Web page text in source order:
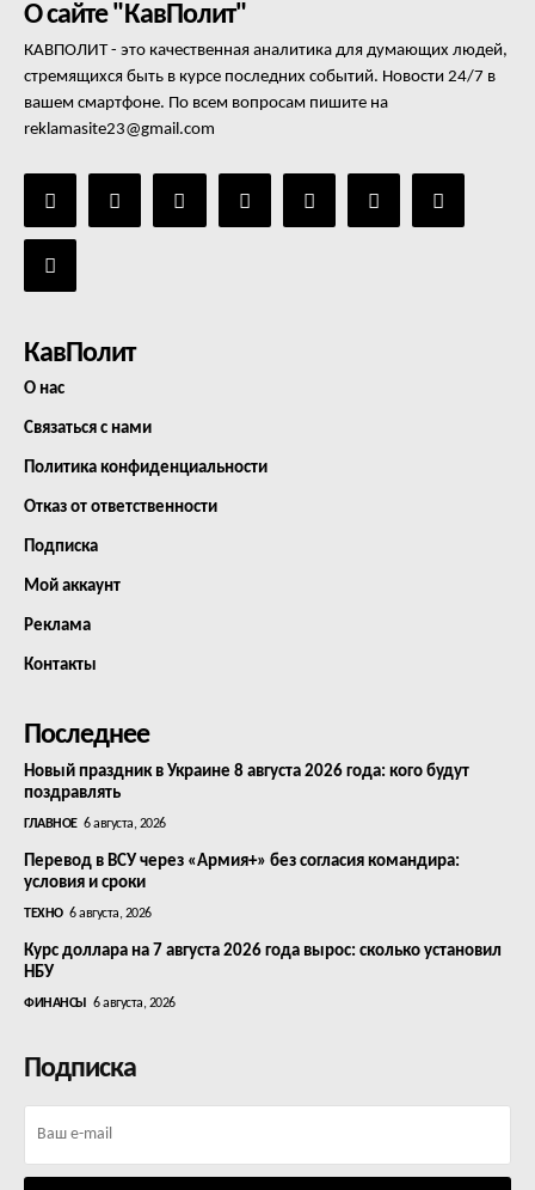
О сайте "КавПолит"
КАВПОЛИТ - это качественная аналитика для думающих людей,
стремящихся быть в курсе последних событий. Новости 24/7 в
вашем смартфоне. По всем вопросам пишите на
reklamasite23@gmail.com
КавПолит
О нас
Связаться с нами
Политика конфиденциальности
Отказ от ответственности
Подписка
Мой аккаунт
Реклама
Контакты
Последнее
Новый праздник в Украине 8 августа 2026 года: кого будут
поздравлять
ГЛАВНОЕ 6 августа, 2026
Перевод в ВСУ через «Армия+» без согласия командира:
условия и сроки
ТЕХНО 6 августа, 2026
Курс доллара на 7 августа 2026 года вырос: сколько установил
НБУ
ФИНАНСЫ 6 августа, 2026
Подписка